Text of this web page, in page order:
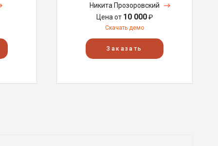
Никита Прозоровский
Цена от 10 000₽
Скачать демо
Заказать